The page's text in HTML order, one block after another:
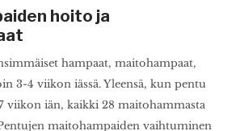
hoito ja
hampaat, maitohampaat,
3-4 viikon iässä. Yleensä, kun pentu
viikon iän, kaikki 28 maitohammasta
maitohampaiden vaihtuminen